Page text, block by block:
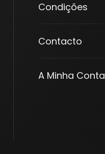
Condições
Contacto
A Minha Conta